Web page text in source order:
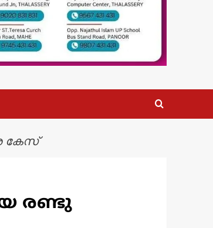
കേസ്
രണ്ടു